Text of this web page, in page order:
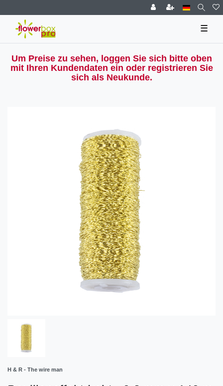
☰
Um Preise zu sehen, loggen Sie sich bitte oben
mit Ihren Kundendaten ein oder registrieren Sie
sich als Neukunde.
H & R - The wire man